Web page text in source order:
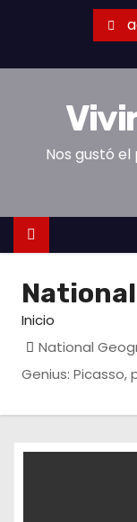
c
o
Nos gustó
Inicio
National
Genius: